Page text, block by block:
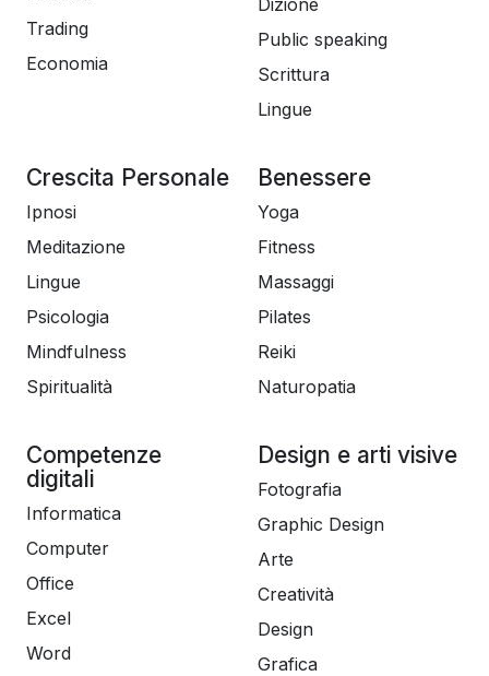
Trading
Economia
Dizione
Public speaking
Scrittura
Lingue
Crescita Personale
Ipnosi
Meditazione
Lingue
Psicologia
Mindfulness
Spiritualità
Benessere
Yoga
Fitness
Massaggi
Pilates
Reiki
Naturopatia
Competenze
digitali
Informatica
Computer
Office
Excel
Word
Design e arti visive
Fotografia
Graphic Design
Arte
Creatività
Design
Grafica